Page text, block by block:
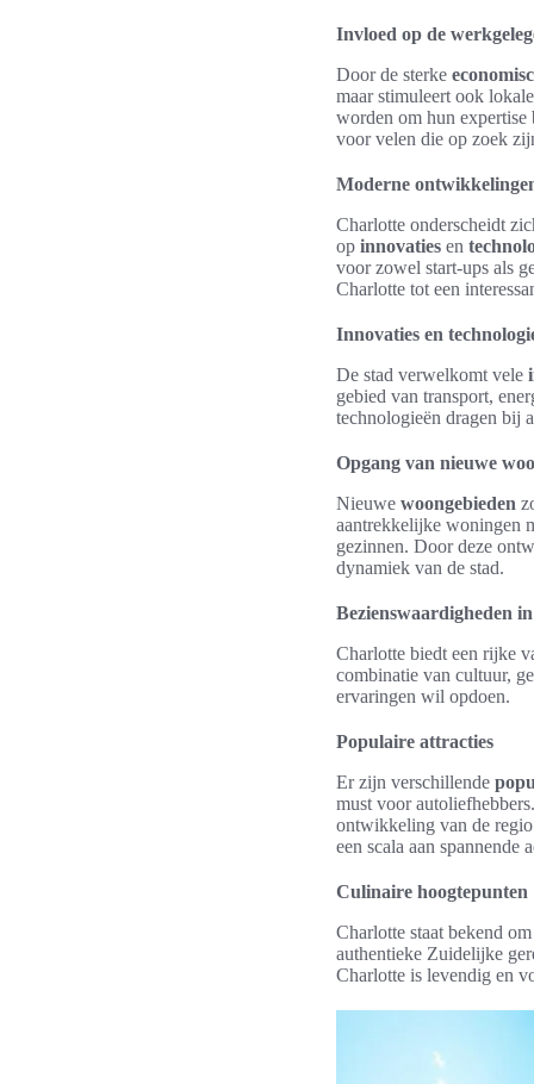
Invloed op de
Door de sterke
maar stimuleert ook
worden om hun expertise
voor velen die op zoek
Moderne
Charlotte onderscheidt
op innovaties en
voor zowel start-ups als
Charlotte tot een
Innovaties en
De stad verwelkomt vele
gebied van transport,
technologieën dragen bij
Opgang van nieuwe
Nieuwe woongebieden
aantrekkelijke woningen
gezinnen. Door deze
dynamiek van de stad.
Bezienswaardigheden
Charlotte biedt een rijke
combinatie van cultuur,
ervaringen wil opdoen.
Populaire attracties
Er zijn verschillende
must voor
ontwikkeling van de
een scala aan spannende
Culinaire hoogtepunten
Charlotte staat bekend
authentieke Zuidelijke
Charlotte is levendig en